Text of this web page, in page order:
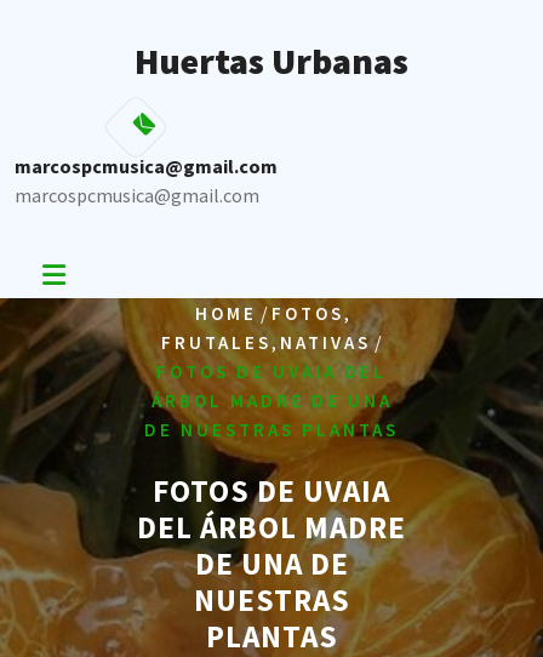
Huertas Urbanas
marcospcmusica@gmail.com
marcospcmusica@gmail.com
HOME / FOTOS,
FRUTALES, NATIVAS /
FOTOS DE UVAIA DEL
ÁRBOL MADRE DE UNA
DE NUESTRAS PLANTAS
FOTOS DE UVAIA
DEL ÁRBOL MADRE
DE UNA DE
NUESTRAS
PLANTAS